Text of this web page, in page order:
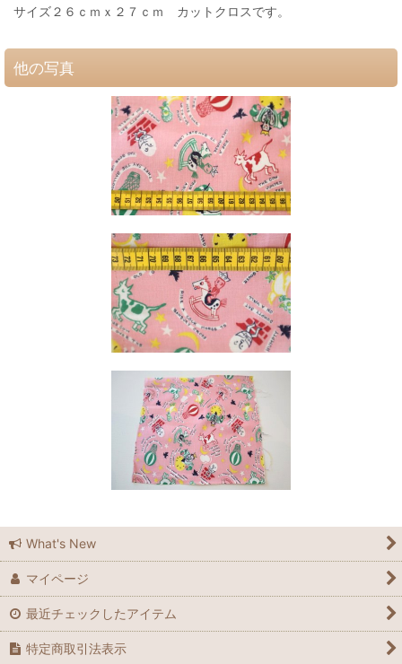
サイズ２６ｃｍｘ２７ｃｍ カットクロスです。
他の写真
What's New
マイページ
最近チェックしたアイテム
特定商取引法表示